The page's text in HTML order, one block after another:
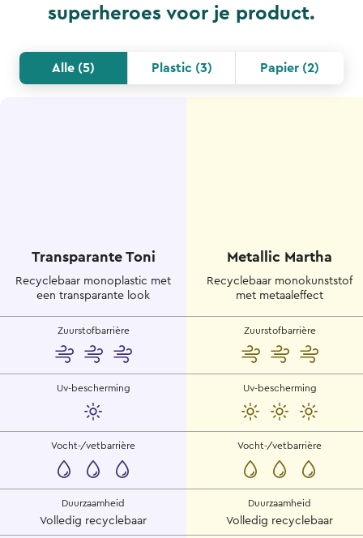
superheroes voor je product.
Alle(5) Plastic (3) Papier (2)
Transparante Toni
Recyclebaar monoplastic met
een transparante look
Metallic Martha
Recyclebaar monokunststof
met metaaleffect
Zuurstofbarrière Zuurstofbarrière
Uv-bescherming Uv-bescherming
Vocht-/vetbarrière Vocht-/vetbarrière
Duurzaamheid
Volledig recyclebaar
Duurzaamheid
Volledig recyclebaar